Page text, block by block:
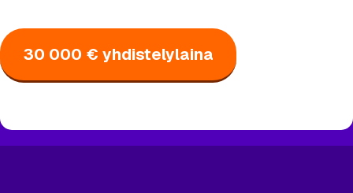
30 000 € yhdistelylaina